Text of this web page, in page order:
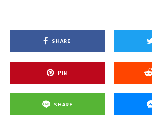
SHARE
PIN
SHARE